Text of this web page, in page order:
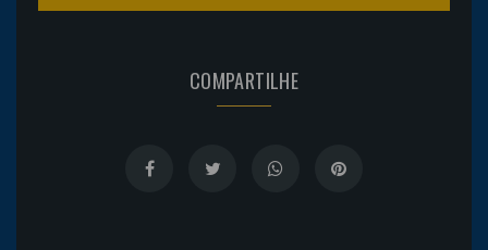
COMPARTILHE